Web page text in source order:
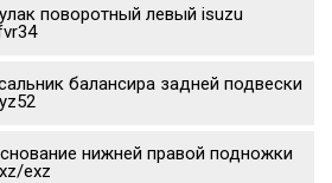
поворотный левый isuzu
балансира задней подвески
нижней правой подножки
exz